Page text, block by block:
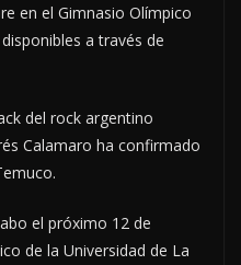
en el Gimnasio Olímpico
a través de
del rock argentino
Calamaro ha confirmado
el próximo 12 de
de la Universidad de La